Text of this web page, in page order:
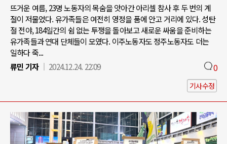
뜨거운 여름, 23명 노동자의 목숨을 앗아간 아리셀 참사 후 두 번의 계
절이 저물었다. 유가족들은 여전히 영정을 품에 안고 거리에 있다. 성탄
절 전야, 184일간의 쉼 없는 투쟁을 돌아보고 새로운 싸움을 준비하는
유가족들과 연대 단체들이 모였다. 이주노동자도 정주노동자도 더는
일하다 죽...
류민 기자
2024.12.24. 22:09 0
기사수정